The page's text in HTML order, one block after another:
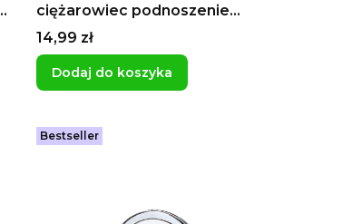
ciężarowiec podnoszenie
ciężarów siłownia sztanga
Cena
14,99 zł
Dodaj do koszyka
Bestseller